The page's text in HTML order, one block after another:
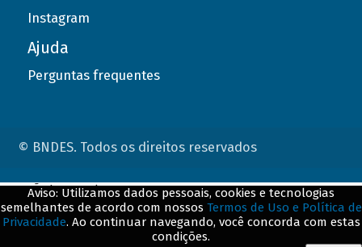
Instagram
Ajuda
Perguntas frequentes
© BNDES. Todos os direitos reservados
Aviso: Utilizamos dados pessoais, cookies e tecnologias
semelhantes de acordo com nossos Termos de Uso e Política de
Privacidade. Ao continuar navegando, você concorda com estas
condições.
ConteÃºdo complementar
${title}${badge}